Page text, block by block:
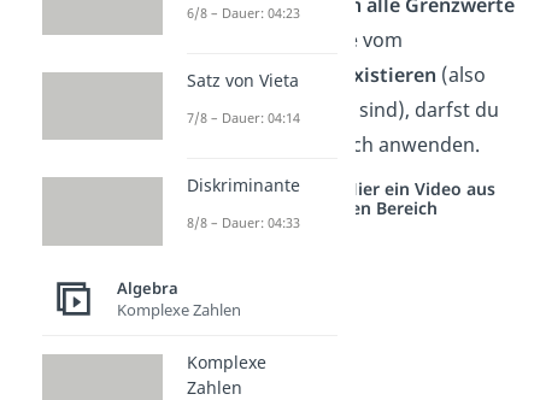
auf der rechten Seitevom
Gleichheitszeichen
existieren (also
kleiner als unendlich sind), darfst du
die Sätze auch wirklich anwenden.
Studyflix vernetzt: Hier ein Video aus
einem anderen Bereich
6/8 – Dauer: 04:23
Satz von Vieta
7/8 – Dauer: 04:14
Diskriminante
8/8 – Dauer: 04:33
Algebra
Komplexe Zahlen
Komplexe
Zahlen